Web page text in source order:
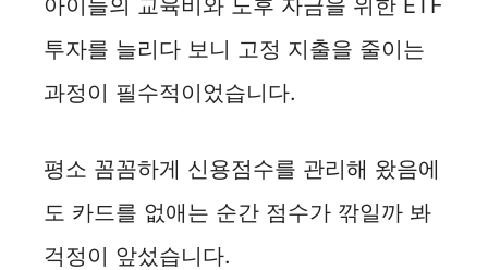
아이들의 교육비와 노후 자금을 위한 ETF
투자를 늘리다 보니 고정 지출을 줄이는
과정이 필수적이었습니다.
평소 꼼꼼하게 신용점수를 관리해 왔음에
도 카드를 없애는 순간 점수가 깎일까 봐
걱정이 앞섰습니다.